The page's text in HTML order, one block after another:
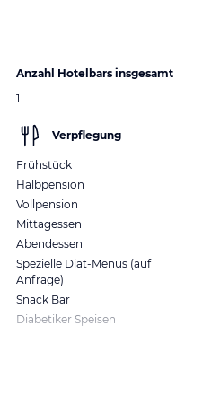
Anzahl Hotelbars insgesamt
1
Verpflegung
Frühstück
Halbpension
Vollpension
Mittagessen
Abendessen
Spezielle Diät-Menüs (auf
Anfrage)
Snack Bar
Diabetiker Speisen